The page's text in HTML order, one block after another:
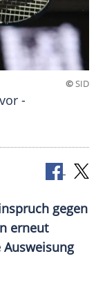
©SID
-
gegen
erneut
Ausweisung